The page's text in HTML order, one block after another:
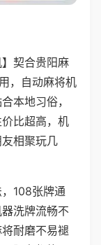
】契合贵阳麻
，自动麻将机
本地习俗，
比超高，机
相聚玩几
108张牌通
洗牌流畅不
耐磨不易褪